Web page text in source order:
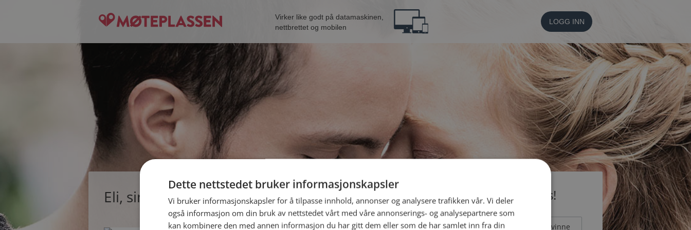
Virker like godt på datamaskinen,
nettbrettet og mobilen
LOGG INN
Eli, single kvinne fra Sola Bli medlem gratis!
Jeg er en: Mann Kvinne
Dette nettstedet bruker informasjonskapsler
Vi bruker informasjonskapsler for å tilpasse innhold, annonser og analysere trafikken vår. Vi deler
også informasjon om din bruk av nettstedet vårt med våre annonserings- og analysepartnere som
kan kombinere den med annen informasjon du har gitt dem eller som de har samlet inn fra din